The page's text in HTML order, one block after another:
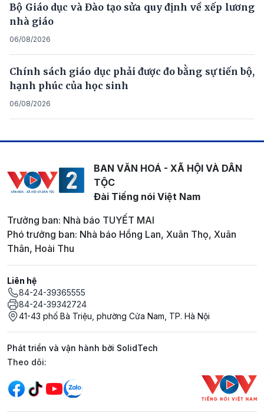
Bộ Giáo dục và Đào tạo sửa quy định về xếp lương
nhà giáo
06/08/2026
Chính sách giáo dục phải được đo bằng sự tiến bộ,
hạnh phúc của học sinh
06/08/2026
BAN VĂN HOÁ - XÃ HỘI VÀ DÂN
TỘC
Đài Tiếng nói Việt Nam
Trưởng ban: Nhà báo TUYẾT MAI
Phó trưởng ban: Nhà báo Hồng Lan, Xuân Thọ, Xuân
Thân, Hoài Thu
Liên hệ
84-24-39365555
84-24-39342724
41-43 phố Bà Triệu, phường Cửa Nam, TP. Hà Nội
Phát triển và vận hành bởi SolidTech
Mạng xã hội
Theo dõi: